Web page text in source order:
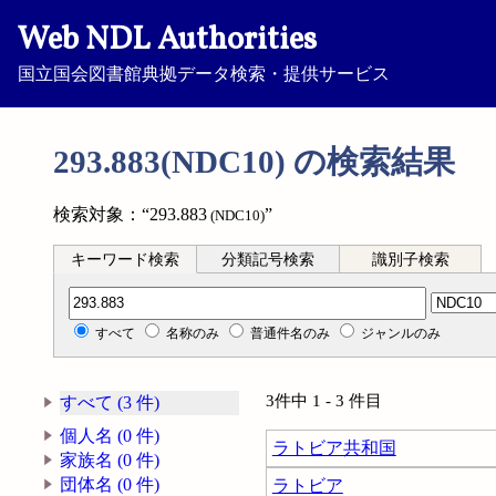
Web NDL Authorities
国立国会図書館典拠データ検索・提供サービス
293.883(NDC10) の検索結果
検索対象：“293.883 (NDC10)”
キーワード検索 分類記号検索 識別子検索
分類記号検索
すべて 名称のみ 普通件名のみ ジャンルのみ
すべて (3 件)
個人名 (0 件)
家族名 (0 件)
団体名 (0 件)
3件中 1 - 3 件目
ラトビア共和国
ラトビア